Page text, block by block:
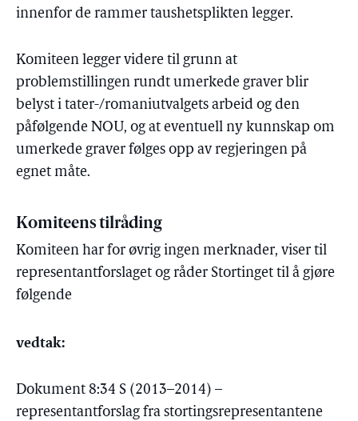
innenfor de rammer taushetsplikten legger.
Komiteen legger videre til grunn at
problemstillingen rundt umerkede graver blir
belyst i tater-/romaniutvalgets arbeid og den
påfølgende NOU, og at eventuell ny kunnskap om
umerkede graver følges opp av regjeringen på
egnet måte.
Komiteens tilråding
Komiteen har for øvrig ingen merknader, viser til
representantforslaget og råder Stortinget til å gjøre
følgende
vedtak:
Dokument 8:34 S (2013–2014) –
representantforslag fra stortingsrepresentantene